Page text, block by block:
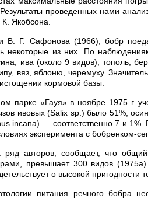
проведенных нами
Якобсона.
Г. Сафонова (1966), бобр
некоторые из них. По
ива (около 9 видов), тополь,
вяз, яблоню, черемуху.
кормовой базы.
парке «Гауя» в ноябре 1975 г.
ивовых (Salix sp.) было 51%,
incana) — соответственно 7 и 1%.
эксперимента с бобренком-
авторов, сообщает, что
превышает 300 видов
о высокой пригодности
питания речного бобра